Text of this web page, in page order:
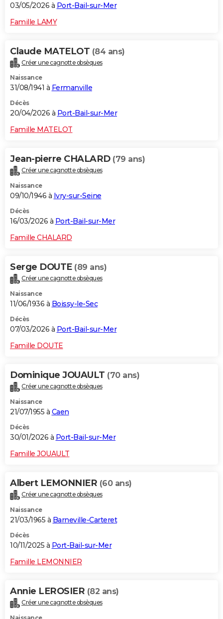
03/05/2026 à Port-Bail-sur-Mer
Famille LAMY
Claude MATELOT (84 ans)
Créer une cagnotte obsèques
Naissance
31/08/1941 à Fermanville
Décès
20/04/2026 à Port-Bail-sur-Mer
Famille MATELOT
Jean-pierre CHALARD (79 ans)
Créer une cagnotte obsèques
Naissance
09/10/1946 à Ivry-sur-Seine
Décès
16/03/2026 à Port-Bail-sur-Mer
Famille CHALARD
Serge DOUTE (89 ans)
Créer une cagnotte obsèques
Naissance
11/06/1936 à Boissy-le-Sec
Décès
07/03/2026 à Port-Bail-sur-Mer
Famille DOUTE
Dominique JOUAULT (70 ans)
Créer une cagnotte obsèques
Naissance
21/07/1955 à Caen
Décès
30/01/2026 à Port-Bail-sur-Mer
Famille JOUAULT
Albert LEMONNIER (60 ans)
Créer une cagnotte obsèques
Naissance
21/03/1965 à Barneville-Carteret
Décès
10/11/2025 à Port-Bail-sur-Mer
Famille LEMONNIER
Annie LEROSIER (82 ans)
Créer une cagnotte obsèques